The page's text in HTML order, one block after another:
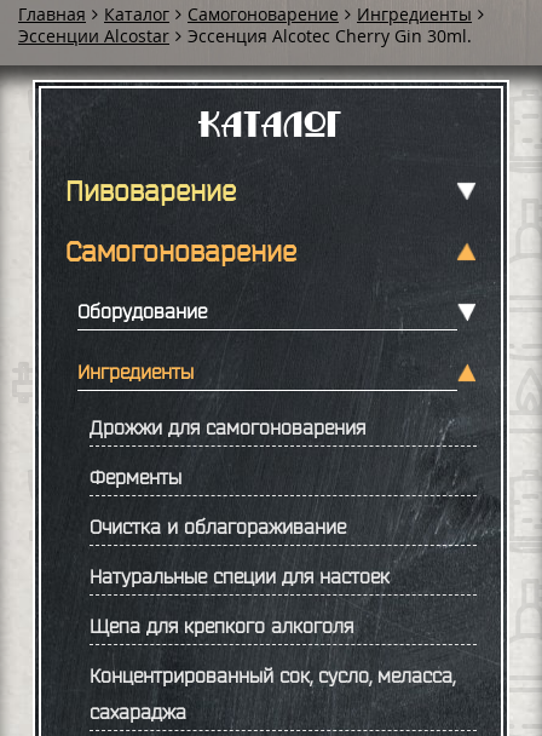
Главная Каталог Самогоноварение
Ингредиенты
Эссенции Alcostar
Эссенция Alcotec Cherry Gin 30ml.
Каталог
Пивоварение
Самогоноварение
Оборудование
Ингредиенты
Дрожжи для самогоноварения
Ферменты
Очистка и облагораживание
Натуральные специи для настоек
Щепа для крепкого алкоголя
Концентрированный сок, сусло, меласса,
сахараджа